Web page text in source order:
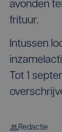
avonden
frituur.
Intussen
Tot 1
Redactie